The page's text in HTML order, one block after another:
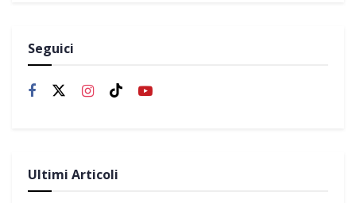
Seguici
Ultimi Articoli